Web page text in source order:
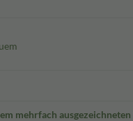
mehrfach ausgezeichneten